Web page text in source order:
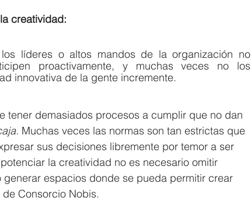
creatividad:
líderes o altos mandos de la organización no
proactivamente, y muchas veces no los
innovativa de la gente incremente.
tener demasiados procesos a cumplir que no dan
Muchas veces las normas son tan estrictas que
sus decisiones libremente por temor a ser
la creatividad no es necesario omitir
espacios donde se pueda permitir crear
Consorcio Nobis.